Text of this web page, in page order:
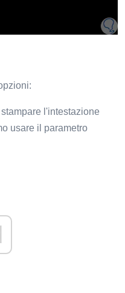
l'intestazione
usare il parametro